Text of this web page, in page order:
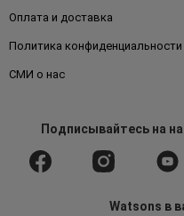
Оплата и доставка
Политика конфиденциальности
СМИ о нас
Подписывайтесьна
Watsons в